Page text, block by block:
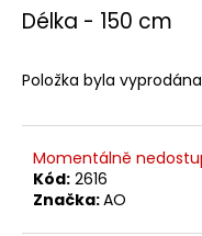
Délka - 150 cm
Položka byla
Momentálně
Kód: 2616
Značka:AO